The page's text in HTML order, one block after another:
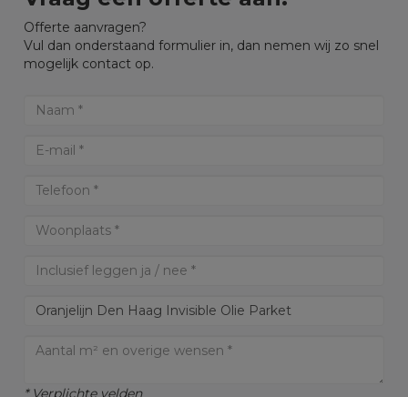
Offerte aanvragen?
Vul dan onderstaand formulier in, dan nemen wij zo snel
mogelijk contact op.
* Verplichte velden